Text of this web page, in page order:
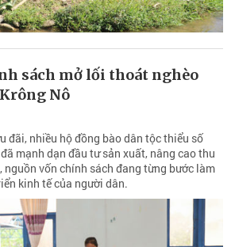
sách mở lối thoát nghèo
Nô
đãi, nhiều hộ đồng bào dân tộc thiểu số
mạnh dạn đầu tư sản xuất, nâng cao thu
nguồn vốn chính sách đang từng bước làm
kinh tế của người dân.